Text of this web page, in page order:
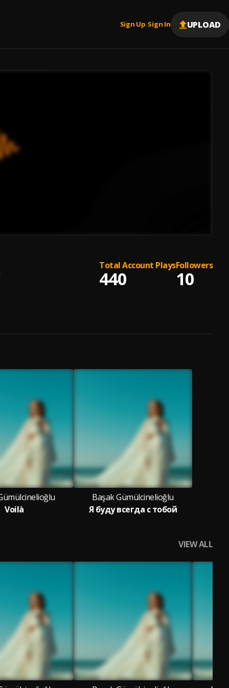
Sign Up |Sign In UPLOAD
Total Account Plays
440
Followers
10
Voilà
Başak Gümülcinelioğlu
Я буду всегда с тобой
VIEW ALL